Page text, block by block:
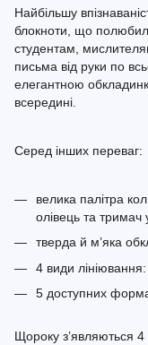
Найбільшу
блокноти, що
студентам,
письма від руки по
елегантною
всередині.
Серед інших переваг:
велика палітра
олівець та тримач
тверда й м’яка
4 види лініювання:
5 доступних
Щороку з’являються